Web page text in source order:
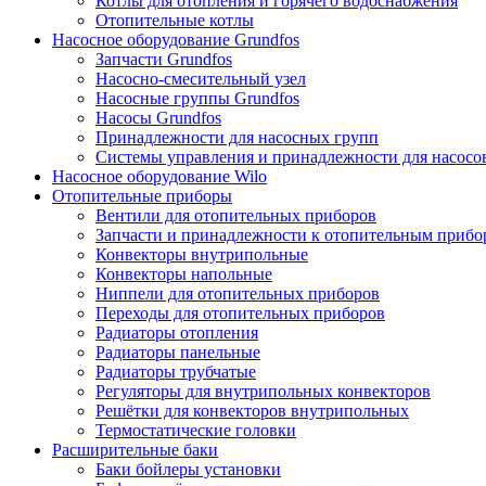
Отопительные котлы
Насосное оборудование Grundfos
Запчасти Grundfos
Насосно-смесительный узел
Насосные группы Grundfos
Насосы Grundfos
Принадлежности для насосных групп
Системы управления и принадлежности для
Насосное оборудование Wilo
Отопительные приборы
Вентили для отопительных приборов
Запчасти и принадлежности к отопительным
Конвекторы внутрипольные
Конвекторы напольные
Ниппели для отопительных приборов
Переходы для отопительных приборов
Радиаторы отопления
Радиаторы панельные
Радиаторы трубчатые
Регуляторы для внутрипольных конвекторов
Решётки для конвекторов внутрипольных
Термостатические головки
Расширительные баки
Баки бойлеры установки